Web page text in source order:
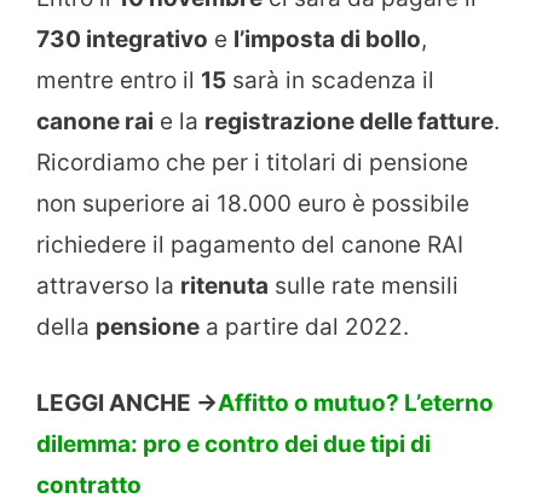
730 integrativo e l’imposta di bollo,
mentre entro il 15 sarà in scadenza il
canone rai e la registrazione delle fatture.
Ricordiamo che per i titolari di pensione
non superiore ai 18.000 euro è possibile
richiedere il pagamento del canone RAI
attraverso la ritenuta sulle rate mensili
della pensione a partire dal 2022.
LEGGI ANCHE ->Affitto o mutuo? L’eterno
dilemma: pro e contro dei due tipi di
contratto